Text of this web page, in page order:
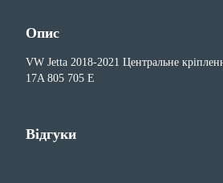
Опис
VW Jetta 2018-2021 Центральне
17A 805 705 E
Відгуки